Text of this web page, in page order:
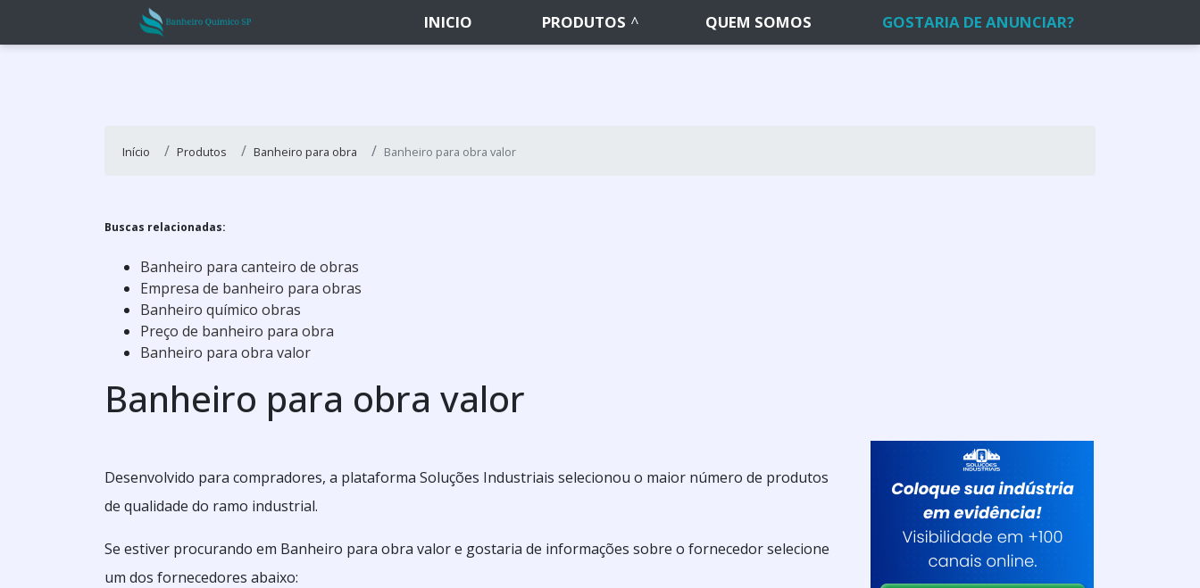
INICIO PRODUTOS QUEM SOMOS GOSTARIA DE ANUNCIAR?
Início Produtos Banheiro para obra Banheiro para obra valor
Buscas relacionadas:
Banheiro para canteiro de obras
Empresa de banheiro para obras
Banheiro químico obras
Preço de banheiro para obra
Banheiro para obra valor
Banheiro para obra valor
Desenvolvido para compradores, a plataforma Soluções Industriais selecionou o maior número de produtos
de qualidade do ramo industrial.
Se estiver procurando em Banheiro para obra valor e gostaria de informações sobre o fornecedor selecione
um dos fornecedores abaixo: